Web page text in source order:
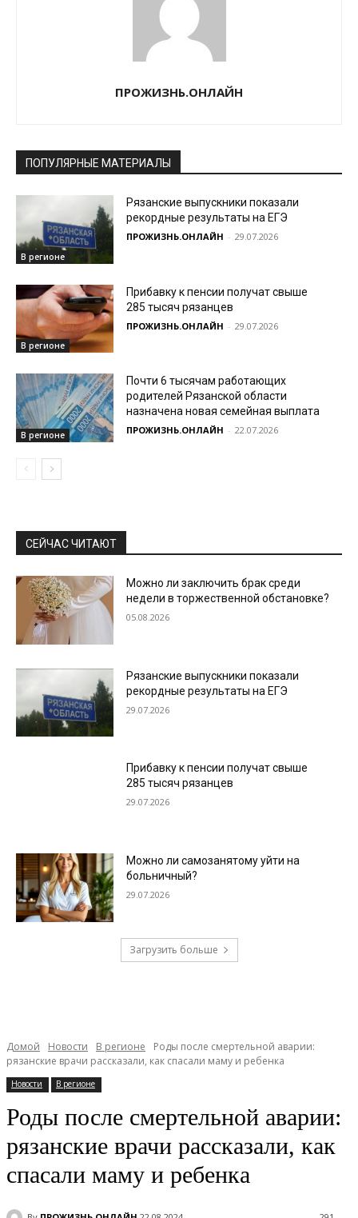
ПРОЖИЗНЬ.ОНЛАЙН
ПОПУЛЯРНЫЕ МАТЕРИАЛЫ
В регионе
Рязанские выпускники показали
рекордные результаты на ЕГЭ
ПРОЖИЗНЬ.ОНЛАЙН - 29.07.2026
В регионе
Прибавку к пенсии получат свыше
285 тысяч рязанцев
ПРОЖИЗНЬ.ОНЛАЙН - 29.07.2026
В регионе
Почти 6 тысячам работающих
родителей Рязанской области
назначена новая семейная выплата
ПРОЖИЗНЬ.ОНЛАЙН - 22.07.2026
СЕЙЧАС ЧИТАЮТ
Можно ли заключить брак среди
недели в торжественной обстановке?
05.08.2026
Рязанские выпускники показали
рекордные результаты на ЕГЭ
29.07.2026
Прибавку к пенсии получат свыше
285 тысяч рязанцев
29.07.2026
Можно ли самозанятому уйти на
больничный?
29.07.2026
Загрузить больше